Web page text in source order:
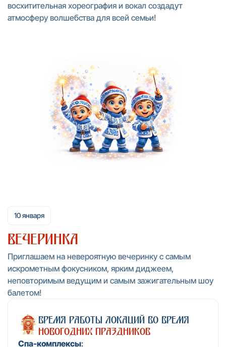
восхитительная хореография и вокал создадут
атмосферу волшебства для всей семьи!
10 января
Вечеринка
Приглашаем на невероятную вечеринку с самым
искрометным фокусником, ярким диджеем,
неповторимым ведущим и самым зажигательным шоу
балетом!
время работы локаций во время
новогодних праздников
Спа-комплексы: